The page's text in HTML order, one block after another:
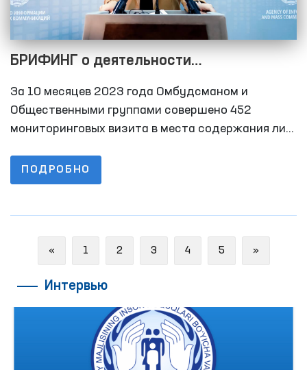
БРИФИНГ о деятельности
Уполномоченного по правам человека
(омбудсмана) Олий Мажлиса года по
выявлению и предотвращению случаев
За 10 месяцев 2023 года Омбудсманом и
Общественными группами совершено 452
мониторинговых визита в места содержания лиц
месяцев 2022 года этот показатель составил
297.
ПОДРОБНО
«Previous
1 2 3 4 5 »Next
Интервью